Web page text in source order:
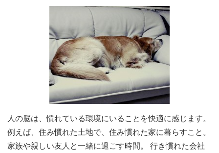
人の脳は、慣れている環境にいることを快適に感じます。
例えば、住み慣れた土地で、住み慣れた家に暮らすこと。
家族や親しい友人と一緒に過ごす時間。 行き慣れた会社